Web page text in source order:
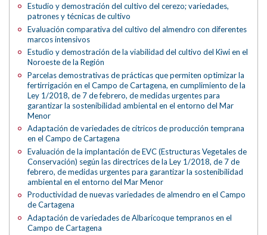
Estudio y demostración del cultivo del cerezo; variedades,
patrones y técnicas de cultivo
Evaluación comparativa del cultivo del almendro con diferentes
marcos intensivos
Estudio y demostración de la viabilidad del cultivo del Kiwi en el
Noroeste de la Región
Parcelas demostrativas de prácticas que permiten optimizar la
fertirrigación en el Campo de Cartagena, en cumplimiento de la
Ley 1/2018, de 7 de febrero, de medidas urgentes para
garantizar la sostenibilidad ambiental en el entorno del Mar
Menor
Adaptación de variedades de cítricos de producción temprana
en el Campo de Cartagena
Evaluación de la implantación de EVC (Estructuras Vegetales de
Conservación) según las directrices de la Ley 1/2018, de 7 de
febrero, de medidas urgentes para garantizar la sostenibilidad
ambiental en el entorno del Mar Menor
Productividad de nuevas variedades de almendro en el Campo
de Cartagena
Adaptación de variedades de Albaricoque tempranos en el
Campo de Cartagena